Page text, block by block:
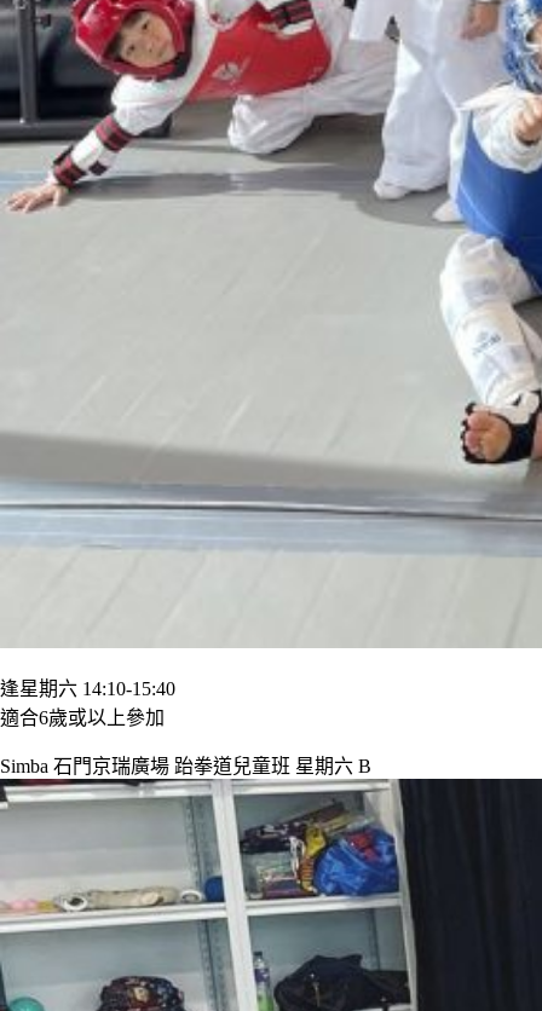
逢星期六 14:10-15:40
適合6歲或以上參加
Simba 石門京瑞廣場 跆拳道兒童班 星期六 B